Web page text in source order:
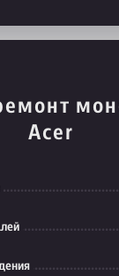
Acer